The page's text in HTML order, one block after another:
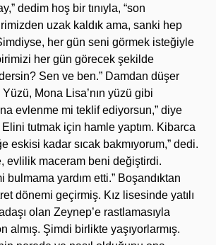
dedim hoş bir tınıyla, “son
uzak kaldık ama, sanki hep
her gün seni görmek isteğiyle
her gün görecek şekilde
Sen ve ben.” Damdan düşer
Mona Lisa’nın yüzü gibi
evlenme mi teklif ediyorsun,” diye
tutmak için hamle yaptım. Kibarca
eskisi kadar sıcak bakmıyorum,” dedi.
evlilik maceram beni değiştirdi.
yardım etti.” Boşandıktan
dönemi geçirmiş. Kız lisesinde yatılı
olan Zeynep’e rastlamasıyla
almış. Şimdi birlikte yaşıyorlarmış.